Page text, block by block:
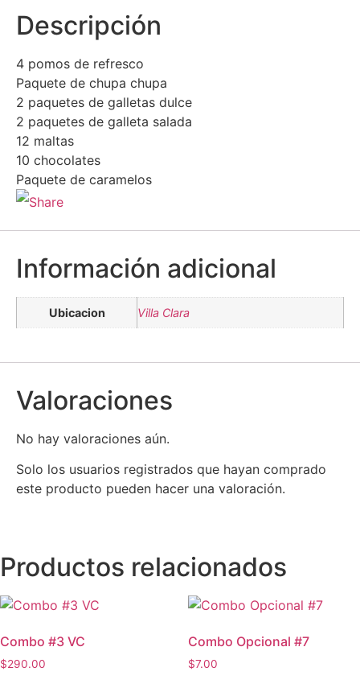
Descripción
4 pomos de refresco
Paquete de chupa chupa
2 paquetes de galletas dulce
2 paquetes de galleta salada
12 maltas
10 chocolates
Paquete de caramelos
Información adicional
Ubicacion Villa Clara
Valoraciones
No hay valoraciones aún.
Solo los usuarios registrados que hayan comprado
este producto pueden hacer una valoración.
Productos relacionados
Combo #3 VC
$290.00
Combo Opcional #7
$7.00